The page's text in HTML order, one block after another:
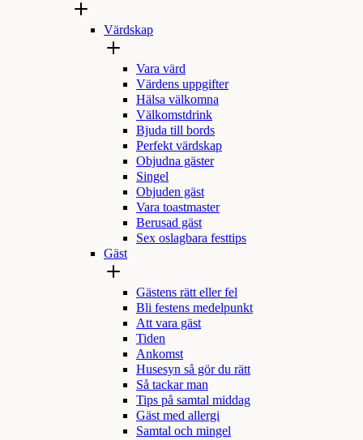
Värdskap
Vara värd
Värdens uppgifter
Hälsa välkomna
Välkomstdrink
Bjuda till bords
Perfekt värdskap
Objudna gäster
Singel
Objuden gäst
Vara toastmaster
Berusad gäst
Sex oslagbara festtips
Gäst
Gästens rätt eller fel
Bli festens medelpunkt
Att vara gäst
Tiden
Ankomst
Husesyn så gör du rätt
Så tackar man
Tips på samtal middag
Gäst med allergi
Samtal och mingel